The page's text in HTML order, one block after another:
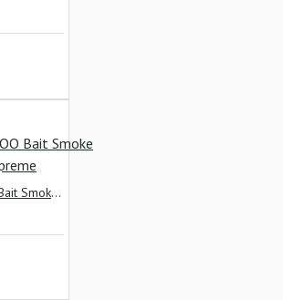
Аттрактант GOO Bait Smoke Bumble Berry Supreme